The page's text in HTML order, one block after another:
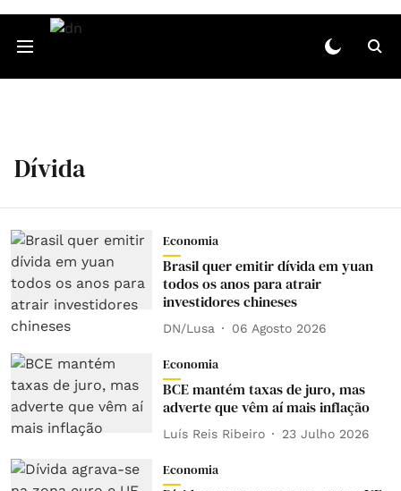
Dívida
Economia
Brasil quer emitir dívida em yuan
todos os anos para atrair
investidores chineses
DN/Lusa 06 Agosto 2026
Economia
BCE mantém taxas de juro, mas
adverte que vêm aí mais inflação
Luís Reis Ribeiro 23 Julho 2026
Economia